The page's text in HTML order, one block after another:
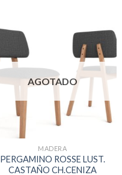
AGOTADO
MADERA
PERGAMINO ROSSE LUST.
CASTAÑO CH.CENIZA